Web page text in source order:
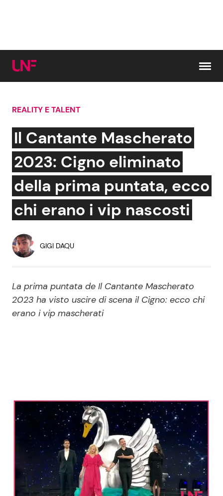
Cerca:
News e Cronaca
Attualità Italiana
Dal Mondo
Economia
Persone Scomparse
Politica
Gossip e TV
Bellezze VIP
Reality e Talent
News Musica
News Spettacolo
Benessere
Casa
Cucina e Ricette
Consigli di Cucina
REALITY E TALENT
Il Cantante Mascherato
2023: Cigno eliminato
della prima puntata, ecco
chi erano i vip nascosti
GIGI DAQU
La prima puntata de Il Cantante Mascherato
2023 ha visto uscire di scena il Cigno: ecco chi
erano i vip mascherati